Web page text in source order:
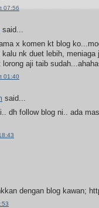
07:56
said...
x komen kt blog
nk duet lebih, meniaga
aji taib
01:40
said...
dh follow blog ni.. ada
dengan blog kawan;